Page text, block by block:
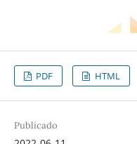
PDF HTML
Publicado